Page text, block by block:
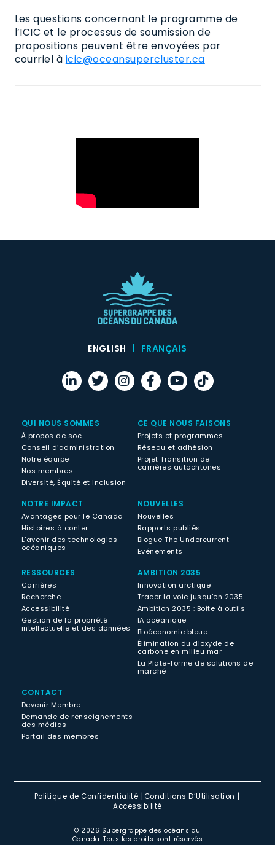
Les questions concernant le programme de
l’ICIC et le processus de soumission de
propositions peuvent être envoyées par
courriel à icic@oceansupercluster.ca
ENGLISH FRANÇAIS
QUI NOUS SOMMES
À propos de soc
Conseil d’administration
Notre équipe
Nos membres
Diversité, Équité et Inclusion
CE QUE NOUS FAISONS
Projets et programmes
Réseau et adhésion
Projet Transition de
carrières autochtones
NOTRE IMPACT
Avantages pour le Canada
Histoires à conter
L’avenir des technologies
océaniques
NOUVELLES
Nouvelles
Rapports publiés
Blogue The Undercurrent
Evénements
RESSOURCES
Carrières
Recherche
Accessibilité
Gestion de la propriété
intellectuelle et des données
AMBITION 2035
Innovation arctique
Tracer la voie jusqu’en 2035
Ambition 2035 : Boîte à outils
IA océanique
Bioéconomie bleue
Élimination du dioxyde de
carbone en milieu mar
La Plate-forme de solutions de
marché
CONTACT
Devenir Membre
Demande de renseignements
des médias
Portail des membres
© 2026 Supergrappe des océans du
Canada. Tous les droits sont réservés
Politique de Confidentialité
Conditions D’Utilisation
Accessibilité